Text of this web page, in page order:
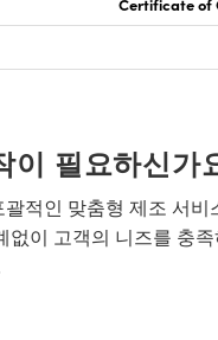
이 필요하신가
적인 맞춤형 제조 서비
없이 고객의 니즈를 충족